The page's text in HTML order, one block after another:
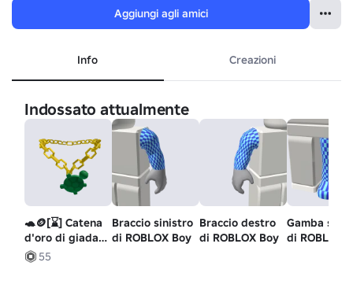
Aggiungi agli amici
Info Creazioni
Indossato attualmente
🐢🪙[⌛] Catena
d'oro di giada
tartaruga /
tartaruga [⌛]
55
Braccio sinistro
di ROBLOX Boy
Braccio destro
di ROBLOX Boy
Gamba
di ROBLOX